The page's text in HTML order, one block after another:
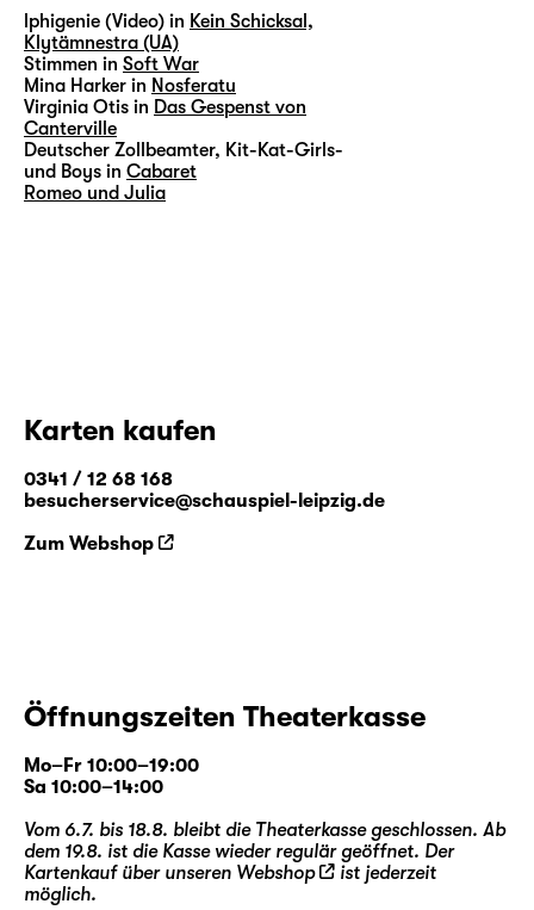
lphigenie (Video) in Kein Schicksal,
Klytämnestra (UA)
Stimmen in Soft War
Mina Harker in Nosferatu
Virginia Otis in Das Gespenst von
Canterville
Deutscher Zollbeamter, Kit-Kat-Girls-
und Boys in Cabaret
Romeo und Julia
Karten kaufen
0341 / 12 68 168
besucherservice@schauspiel-leipzig.de
Zum Webshop
Öffnungszeiten Theaterkasse
Mo–Fr 10:00–19:00
Sa 10:00–14:00
Vom 6.7. bis 18.8. bleibt die Theaterkasse geschlossen. Ab
dem 19.8. ist die Kasse wieder regulär geöffnet. Der
Kartenkauf über unseren Webshop
ist jederzeit
möglich.